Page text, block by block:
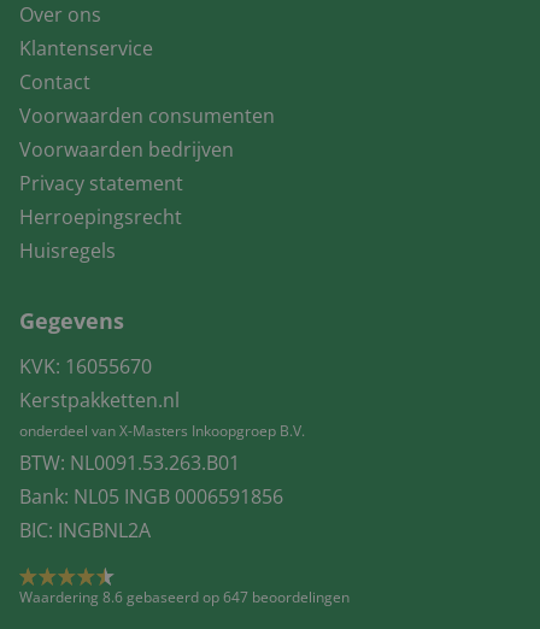
Over ons
Klantenservice
Contact
Voorwaarden consumenten
Voorwaarden bedrijven
Privacy statement
Herroepingsrecht
Huisregels
Gegevens
KVK: 16055670
Kerstpakketten.nl
onderdeel van X-Masters Inkoopgroep B.V.
BTW: NL0091.53.263.B01
Bank: NL05 INGB 0006591856
BIC: INGBNL2A
Waardering 8.6 gebaseerd op 647 beoordelingen